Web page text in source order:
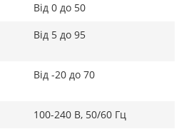
Від 0 до 50
Від 5 до 95
Від -20 до 70
100-240 В, 50/60 Гц